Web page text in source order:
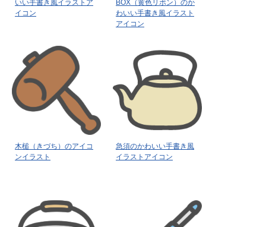
いい手書き風イラストア
イコン
BOX（黄色リボン）のか
わいい手書き風イラスト
アイコン
木槌（きづち）のアイコ
ンイラスト
急須のかわいい手書き風
イラストアイコン